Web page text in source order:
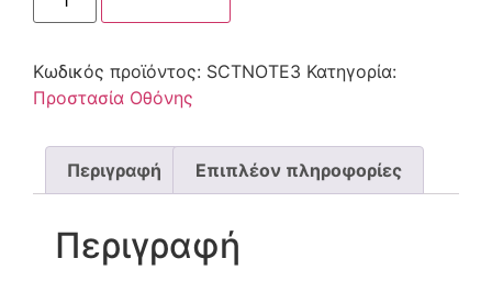
Κωδικός προϊόντος: SCTNOTE3 Κατηγορία:
Προστασία Οθόνης
Περιγραφή Επιπλέον πληροφορίες
Περιγραφή